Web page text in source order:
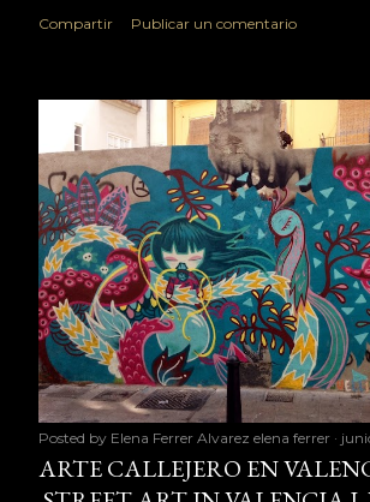
Compartir Publicar un comentario
Posted by Elena Ferrer Alvarez elena ferrer
ARTE CALLEJERO EN